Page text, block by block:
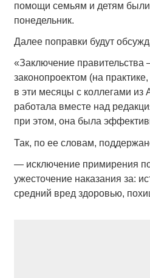
помощи семьям и детям
понедельник.
Далее поправки будут
«Заключение правительства
законопроектом (на
в эти месяцы с коллегами
работала вместе над
при этом, она была
Так, по ее словам,
— исключение примирения
ужесточение наказания за:
средний вред здоровью,